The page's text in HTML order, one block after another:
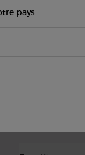
S'INSCRIRE À
pays